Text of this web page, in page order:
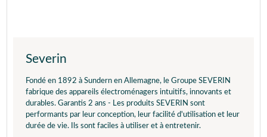
Severin
Fondé en 1892 à Sundern en Allemagne, le Groupe SEVERIN
fabrique des appareils électroménagers intuitifs, innovants et
durables. Garantis 2 ans - Les produits SEVERIN sont
performants par leur conception, leur facilité d'utilisation et leur
durée de vie. Ils sont faciles à utiliser et à entretenir.